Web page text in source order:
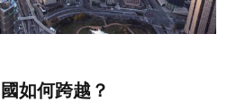
如何跨越？